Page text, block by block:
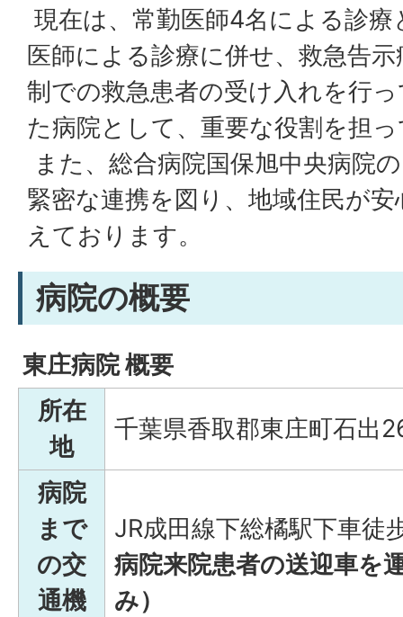
現在は、常勤医師4名による診療
医師による診療に併せ、救急告
制での救急患者の受け入れを行
た病院として、重要な役割を担
また、総合病院国保旭中央病院
緊密な連携を図り、地域住民が
えております。
病院の概要
東庄病院 概要
所在
地
千葉県香取郡東庄町石出
病院
まで
の交
通機
JR成田線下総橘駅下車徒
病院来院患者の送迎車を
み）